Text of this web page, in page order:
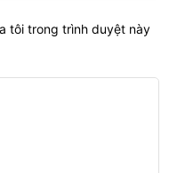
tôi trong trình duyệt này